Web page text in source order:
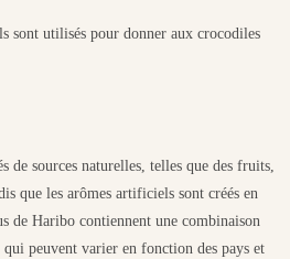
sont utilisés pour donner aux crocodiles
de sources naturelles, telles que des fruits,
que les arômes artificiels sont créés en
de Haribo contiennent une combinaison
peuvent varier en fonction des pays et